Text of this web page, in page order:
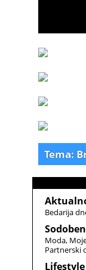
Tema:
Bedarija
Moda
Partnerski
Lifestyle